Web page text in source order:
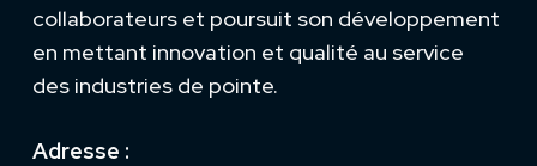
collaborateurs et poursuit son développement
en mettant innovation et qualité au service
des industries de pointe.
Adresse :